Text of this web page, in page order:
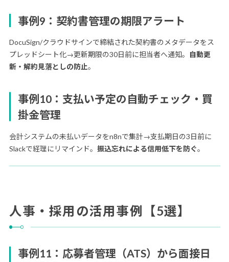
事例9：契約書管理の期限アラート
DocuSign/クラウドサインで締結された契約書のメタデータをス
プレッドシート化→更新期限の30日前に担当者へ通知。
自動更
新・解約見落としの防止。
事例10：支払い予定の自動チェック・買
掛金管理
会計システムの未払いデータをn8nで集計→支払期日の3日前に
Slackで経理にリマインド。 振込忘れによる信用低下を防ぐ。
人事・採用の活用事例【5選】
事例11：応募者管理（ATS）から面接日